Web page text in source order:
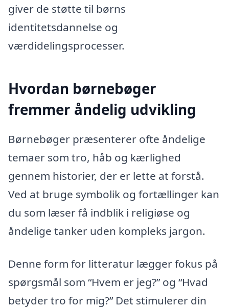
giver de støtte til børns
identitetsdannelse og
værdidelingsprocesser.
Hvordan børnebøger
fremmer åndelig udvikling
Børnebøger præsenterer ofte åndelige
temaer som tro, håb og kærlighed
gennem historier, der er lette at forstå.
Ved at bruge symbolik og fortællinger kan
du som læser få indblik i religiøse og
åndelige tanker uden kompleks jargon.
Denne form for litteratur lægger fokus på
spørgsmål som “Hvem er jeg?” og “Hvad
betyder tro for mig?” Det stimulerer din